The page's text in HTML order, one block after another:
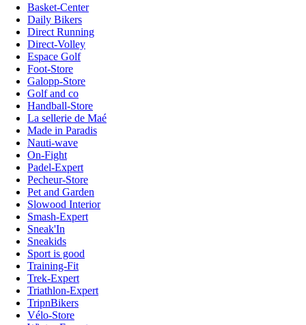
Basket-Center
Daily Bikers
Direct Running
Direct-Volley
Espace Golf
Foot-Store
Galopp-Store
Golf and co
Handball-Store
La sellerie de Maé
Made in Paradis
Nauti-wave
On-Fight
Padel-Expert
Pecheur-Store
Pet and Garden
Slowood Interior
Smash-Expert
Sneak'In
Sneakids
Sport is good
Training-Fit
Trek-Expert
Triathlon-Expert
TripnBikers
Vélo-Store